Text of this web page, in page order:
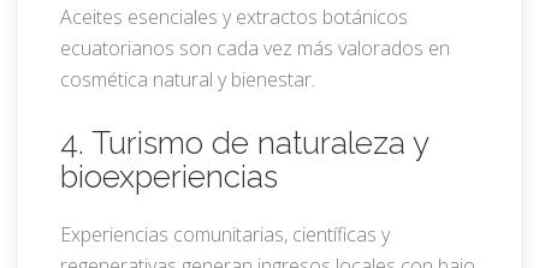
Aceites esenciales y extractos botánicos
ecuatorianos son cada vez más valorados en
cosmética natural y bienestar.
4. Turismo de naturaleza y
bioexperiencias
Experiencias comunitarias, científicas y